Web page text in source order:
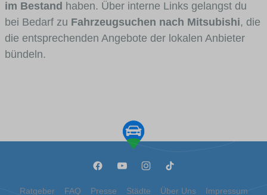
im Bestand haben. Über interne Links gelangst du
bei Bedarf zu Fahrzeugsuchen nach Mitsubishi, die
die entsprechenden Angebote der lokalen Anbieter
bündeln.
Ratgeber FAQ Presse Städte Über Uns Impressum